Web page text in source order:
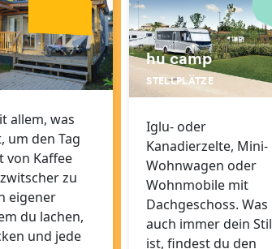
allem, was
um den Tag
von Kaffee
zu
eigener
du lachen,
und jede
hu camp
STELLPLÄTZE
Iglu- oder
Kanadierzelte, Mini-
Wohnwagen oder
Wohnmobile mit
Dachgeschoss. Was
auch immer dein Stil
ist, findest du den